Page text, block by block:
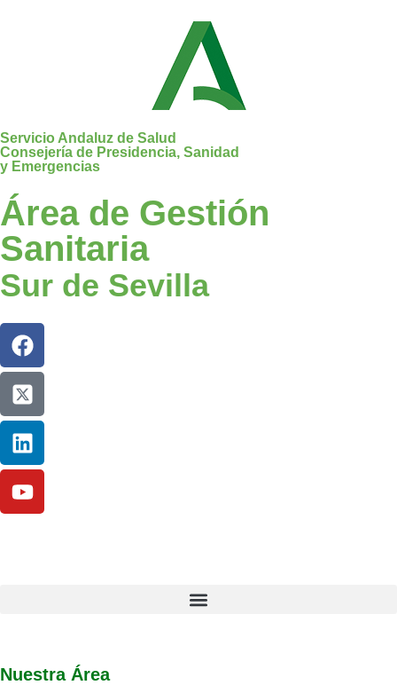
Servicio Andaluz de Salud
Consejería de Presidencia, Sanidad
y Emergencias
Área de Gestión
Sanitaria
Sur de Sevilla
Nuestra Área